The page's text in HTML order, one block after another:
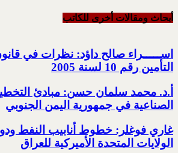
أبحاث ومقالات أخرى للکاتب
اســـــراء صالح داؤد: نظرات في
التأمين رقم 10 لسنة 2005
أ.د. محمد سلمان حسن: مبادئ
الصناعية في جمهورية اليمن الجنوبي
غاري فوغلر: خطوط أنابيب النفط
الولايات المتحدة الأميركية للعراق